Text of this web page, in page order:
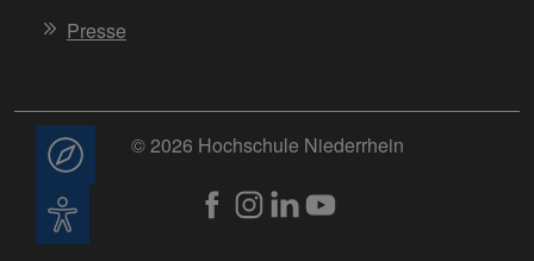
Presse
© 2026 Hochschule Niederrhein
Beratung
Barrierefreiheit